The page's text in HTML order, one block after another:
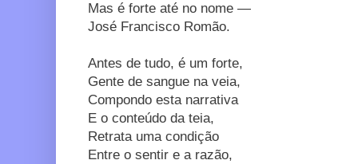
Mas é forte até no nome —
José Francisco Romão.
Antes de tudo, é um forte,
Gente de sangue na veia,
Compondo esta narrativa
E o conteúdo da teia,
Retrata uma condição
Entre o sentir e a razão,